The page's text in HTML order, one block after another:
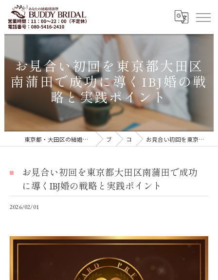
お見合い初回を東京都大田区
南蒲田で成功に導くIBJ婚の戦
略と実践ポイント
東京都・大田区の結婚相談所｜再婚・20代30代の婚活なら「BUDDY BRIDAL 東京」 ブログ コラム お見合い初回を東京都大田区南蒲田で成功に導くIBJ婚の戦略と実践ポイント
お見合い初回を東京都大田区南蒲田で成功
に導くIBJ婚の戦略と実践ポイント
2026/02/01